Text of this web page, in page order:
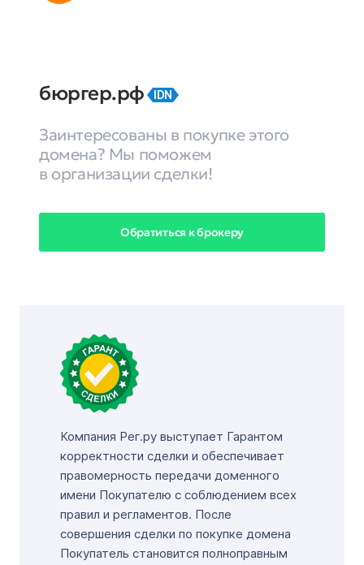
бюргер.рф IDN
Заинтересованы в покупке этого
домена? Мы поможем
в организации сделки!
Обратиться к брокеру
Компания Рег.ру выступает Гарантом
корректности сделки и обеспечивает
правомерность передачи доменного
имени Покупателю с соблюдением всех
правил и регламентов. После
совершения сделки по покупке домена
Покупатель становится полноправным